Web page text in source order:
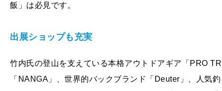
飯」は必見です。
出展ショップも充実
竹内氏の登山を支えている本格アウトドアギア「PRO
「NANGA」、世界的バックブランド「Deuter」、人気